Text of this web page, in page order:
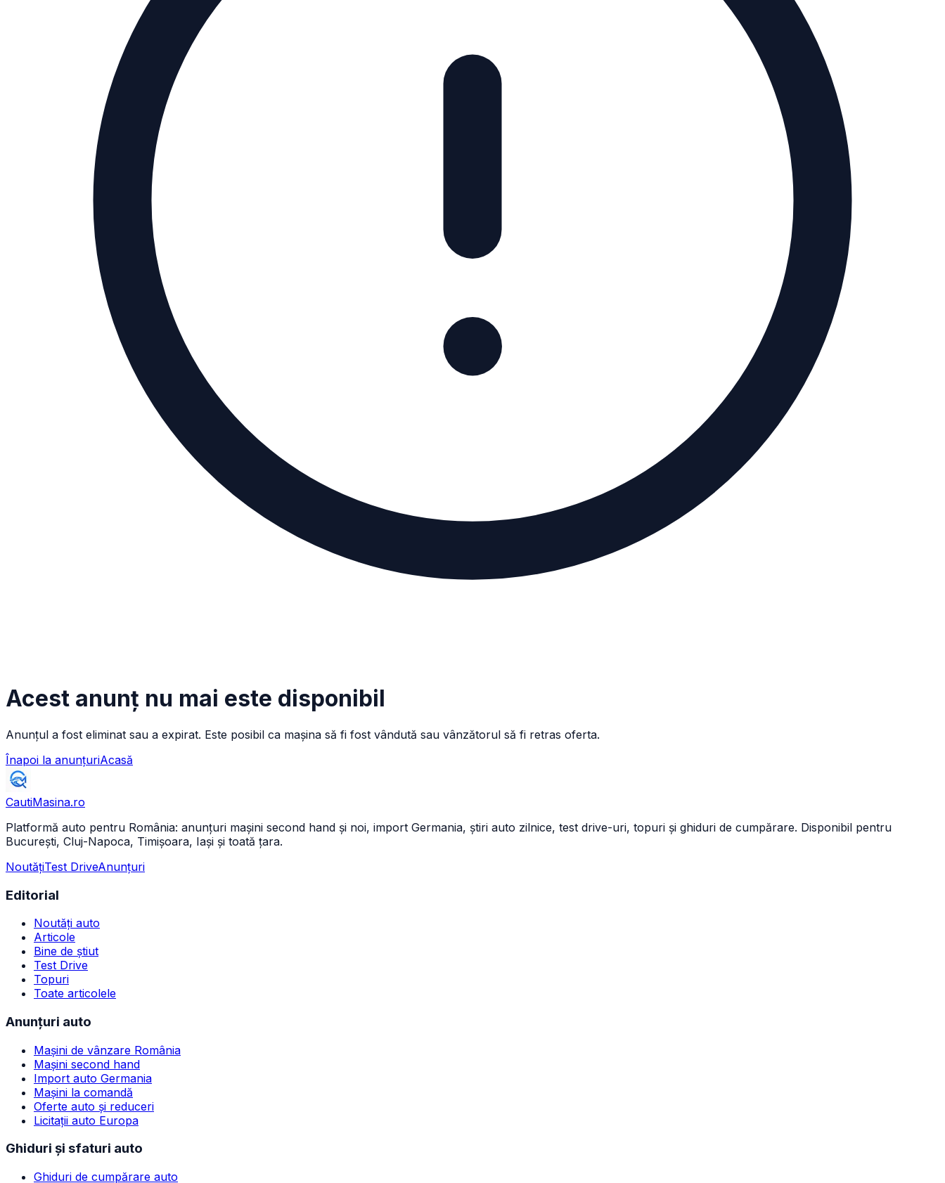
Acest anunț nu mai este disponibil
Anunțul a fost eliminat sau a expirat. Este posibil ca mașina să fi fost vândută sau vânzătorul să fi retras oferta.
Înapoi la anunțuriAcasă
CautiMasina.ro
Platformă auto pentru România: anunțuri mașini second hand și noi, import Germania, știri auto zilnice, test drive-uri, topuri și ghiduri de cumpărare. Disponibil pentru
București, Cluj-Napoca, Timișoara, Iași și toată țara.
NoutățiTest DriveAnunțuri
Editorial
Noutăți auto
Articole
Bine de știut
Test Drive
Topuri
Toate articolele
Anunțuri auto
Mașini de vânzare România
Mașini second hand
Import auto Germania
Mașini la comandă
Oferte auto și reduceri
Licitații auto Europa
Ghiduri și sfaturi auto
Ghiduri de cumpărare auto